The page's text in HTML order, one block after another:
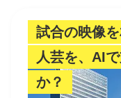
試合の映像
人芸を、AI
か？